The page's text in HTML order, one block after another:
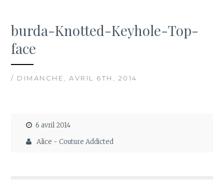
burda-Knotted-Keyhole-Top-
face
/ DIMANCHE, AVRIL 6TH, 2014
6 avril 2014
Alice - Couture Addicted